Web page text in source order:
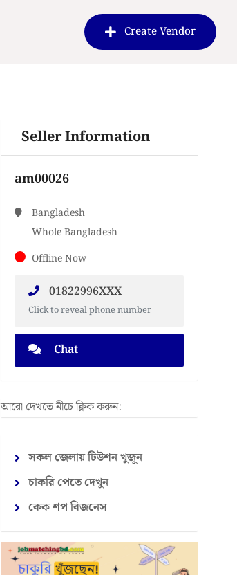
Create Vendor
Seller Information
am00026
Bangladesh
Whole Bangladesh
Offline Now
01822996XXX
Click to reveal phone number
Chat
আরো দেখতে নীচে ক্লিক করুন:
সকল জেলায় টিউশন খুজুন
চাকরি পেতে দেখুন
কেক শপ বিজনেস